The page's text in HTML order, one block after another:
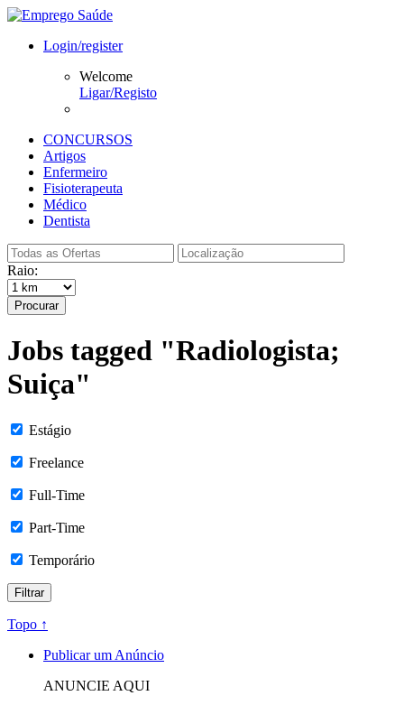
Login/register
Welcome
Ligar/Registo
CONCURSOS
Artigos
Enfermeiro
Fisioterapeuta
Médico
Dentista
Raio:
Procurar
Jobs tagged "Radiologista;
Suiça"
Estágio
Freelance
Full-Time
Part-Time
Temporário
Topo ↑
Publicar um Anúncio
ANUNCIE AQUI